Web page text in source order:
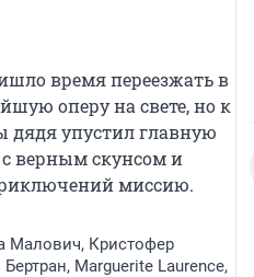
время переезжать в
оперу на свете, но к
дядя упустил главную
с верным скунсом и
миссию.
Малович, Кристофер
Marguerite Laurence,